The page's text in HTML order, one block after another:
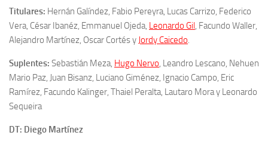
Titulares: Hernán Galíndez, Fabio Pereyra, Lucas Carrizo, Federico
Vera, César Ibanéz, Emmanuel Ojeda, Leonardo Gil , Facundo Waller,
Alejandro Martínez, Oscar Cortés y Jordy Caicedo.
Suplentes: Sebastián Meza, Hugo Nervo, Leandro Lescano, Nehuen
Mario Paz, Juan Bisanz, Luciano Giménez, Ignacio Campo, Eric
Ramírez, Facundo Kalinger, Thaiel Peralta, Lautaro Mora y Leonardo
Sequeira
DT: Diego Martínez